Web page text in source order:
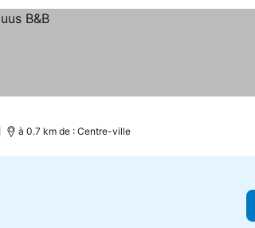
à 0.7 km de : Centre-ville